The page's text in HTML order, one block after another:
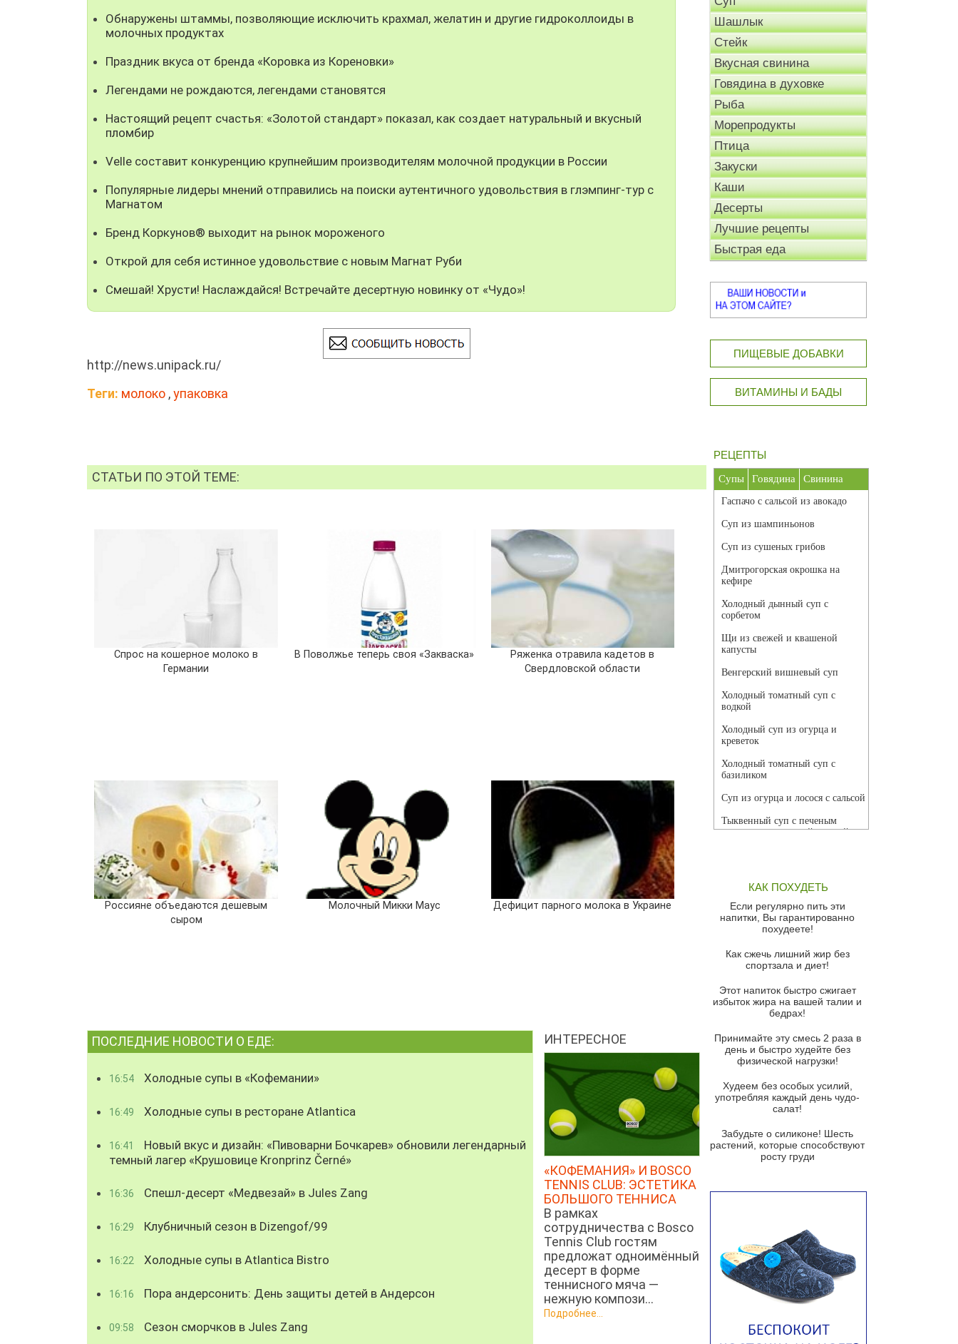
Обнаружены штаммы, позволяющие исключить крахмал, желатин и другие гидроколлоиды в
молочных продуктах
Праздник вкуса от бренда «Коровка из Кореновки»
Легендами не рождаются, легендами становятся
Настоящий рецепт счастья: «Золотой стандарт» показал, как создает натуральный и вкусный
пломбир
Velle составит конкуренцию крупнейшим производителям молочной продукции в России
Популярные лидеры мнений отправились на поиски аутентичного удовольствия в глэмпинг-тур с
Магнатом
Бренд Коркунов® выходит на рынок мороженого
Открой для себя истинное удовольствие с новым Магнат Руби
Смешай! Хрусти! Наслаждайся! Встречайте десертную новинку от «Чудо»!
http://news.unipack.ru/
Теги: молоко ,упаковка
СТАТЬИ ПО ЭТОЙ ТЕМЕ:
Спрос на кошерное молоко в
Германии
В Поволжье теперь своя «Закваска»
Ряженка отравила кадетов в
Свердловской области
Россияне объедаются дешевым
сыром
Молочный Микки Маус Дефицит парного молока в Украине
ПОСЛЕДНИЕ НОВОСТИ О ЕДЕ:
16:54 Холодные супы в «Кофемании»
16:49 Холодные супы в ресторане Atlantica
16:41
Новый вкус и дизайн: «Пивоварни Бочкарев» обновили легендарный
темный лагер «Крушовице Kronprinz Černé»
16:36 Спешл-десерт «Медвезай» в Jules Zang
16:29 Клубничный сезон в Dizengof/99
16:22 Холодные супы в Atlantica Bistro
16:16 Пора андерсонить: День защиты детей в Андерсон
09:58 Сезон сморчков в Jules Zang
ИНТЕРЕСНОЕ
«КОФЕМАНИЯ» И BOSCO
TENNIS CLUB: ЭСТЕТИКА
БОЛЬШОГО ТЕННИСА
В рамках
сотрудничества с Bosco
Tennis Club гостям
предложат одноимённый
десерт в форме
теннисного мяча —
нежную компози...
Подробнее...
Шашлык
Стейк
Вкусная свинина
Говядина в духовке
Рыба
Морепродукты
Птица
Закуски
Каши
Десерты
Лучшие рецепты
Быстрая еда
ПИЩЕВЫЕ ДОБАВКИ
ВИТАМИНЫ И БАДЫ
РЕЦЕПТЫ
Супы Говядина Свинина
Гаспачо с сальсой из авокадо
Суп из шампиньонов
Суп из сушеных грибов
Дмитрогорская окрошка на
кефире
Холодный дынный суп с
сорбетом
Щи из свежей и квашеной
капусты
Венгерский вишневый суп
Холодный томатный суп с
водкой
Холодный суп из огурца и
креветок
Холодный томатный суп с
базиликом
Суп из огурца и лосося с сальсой
Тыквенный суп с печеным
чесноком и томатной сальсой
красного перца
Парижский луковый суп
Суп из спаржи и горошка с
Суп-крем из цветной капусты
Французский луковый суп
Суп из баклажанов с моцареллой
Грибной крем-суп с кростини с
козьим сыром
Суп мисо с зеленым луком и
тофу
из рукколы
Португальский чесночный суп с
Ирландский картофельный суп
Суп из пастернака
Пряный морковный суп во время
зимних холодов
Американский суп из красной
КАК ПОХУДЕТЬ
Если регулярно пить эти
напитки, Вы гарантированно
похудеете!
Как сжечь лишний жир без
спортзала и диет!
Этот напиток быстро сжигает
избыток жира на вашей талии и
бедрах!
Принимайте эту смесь 2 раза в
день и быстро худейте без
физической нагрузки!
Худеем без особых усилий,
употребляя каждый день чудо-
салат!
Забудьте о силиконе! Шесть
растений, которые способствуют
росту груди